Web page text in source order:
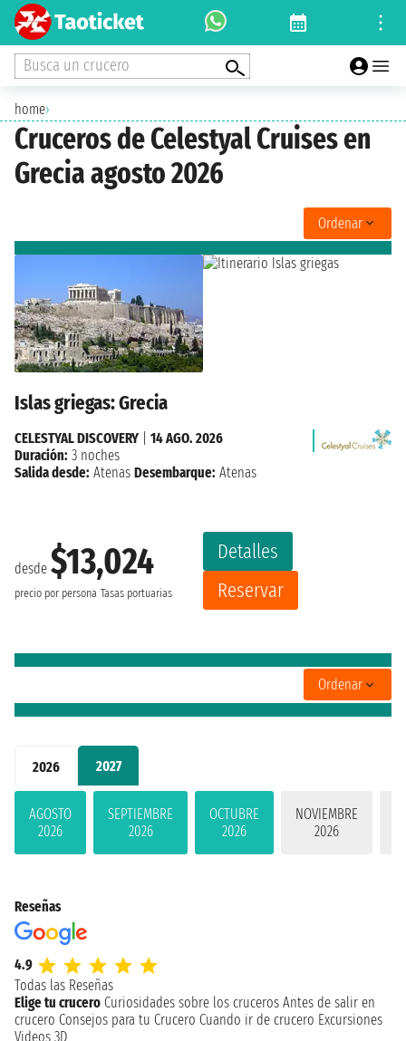
Busca un crucero
home›
Cruceros de Celestyal Cruises en
Grecia agosto 2026
2026 2027
AGOSTO
2026
SEPTIEMBRE
2026
OCTUBRE
2026
NOVIEMBRE
2026
Ordenar
Islas griegas: Grecia
desde $13,024
precio por persona Tasas portuarias
Detalles
Reservar
CELESTYAL DISCOVERY
14 AGO. 2026
Duración: 3 noches
Salida desde: Atenas Desembarque: Atenas
Ordenar
Reseñas
4.9
Todas las Reseñas
Elige tu crucero Curiosidades sobre los cruceros Antes de salir en
crucero Consejos para tu Crucero Cuando ir de crucero Excursiones
Videos 3D